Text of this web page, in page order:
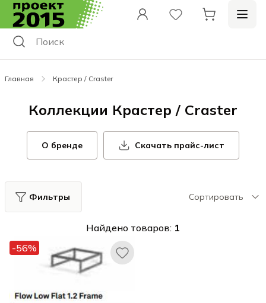
Главная Крастер / Craster
Коллекции Крастер / Craster
О бренде Скачать прайс-лист
Фильтры Сортировать
Найдено товаров: 1
-56%